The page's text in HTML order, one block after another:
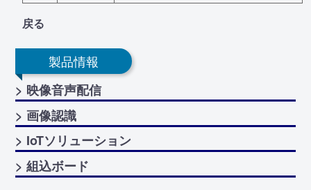
戻る
製品情報
> 映像音声配信
> 画像認識
> IoTソリューション
> 組込ボード